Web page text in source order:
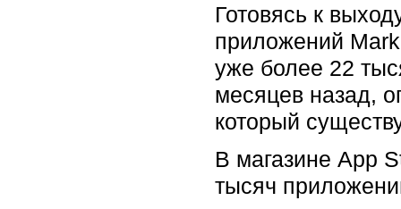
Готовясь к
приложений
уже более 22
месяцев назад,
который
В магазине App
тысяч